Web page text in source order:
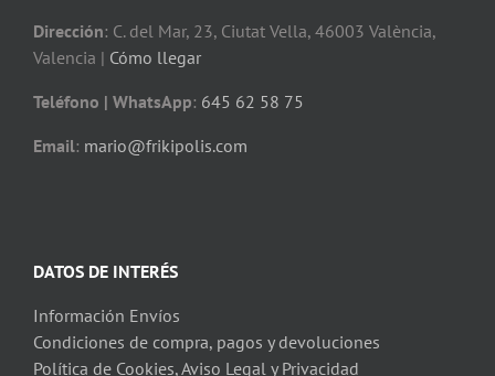
Dirección: C. del Mar, 23, Ciutat Vella, 46003 València,
Valencia | Cómo llegar
Teléfono | WhatsApp: 645 62 58 75
Email: mario@frikipolis.com
DATOS DE INTERÉS
Información Envíos
Condiciones de compra, pagos y devoluciones
Política de Cookies, Aviso Legal y Privacidad